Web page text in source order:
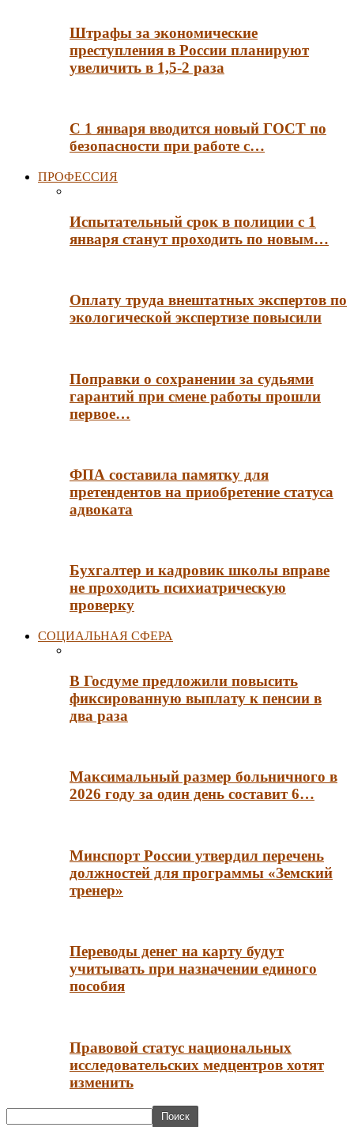
Штрафы за экономические
преступления в России планируют
увеличить в 1,5-2 раза
С 1 января вводится новый ГОСТ по
безопасности при работе с…
ПРОФЕССИЯ
Испытательный срок в полиции с 1
января станут проходить по новым…
Оплату труда внештатных экспертов по
экологической экспертизе повысили
Поправки о сохранении за судьями
гарантий при смене работы прошли
первое…
ФПА составила памятку для
претендентов на приобретение статуса
адвоката
Бухгалтер и кадровик школы вправе
не проходить психиатрическую
проверку
СОЦИАЛЬНАЯ СФЕРА
В Госдуме предложили повысить
фиксированную выплату к пенсии в
два раза
Максимальный размер больничного в
2026 году за один день составит 6…
Минспорт России утвердил перечень
должностей для программы «Земский
тренер»
Переводы денег на карту будут
учитывать при назначении единого
пособия
Правовой статус национальных
исследовательских медцентров хотят
изменить